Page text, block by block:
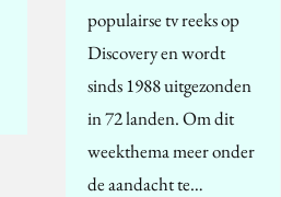
populairse tv reeks op
Discovery en wordt
sinds 1988 uitgezonden
in 72 landen. Om dit
weekthema meer onder
de aandacht te…